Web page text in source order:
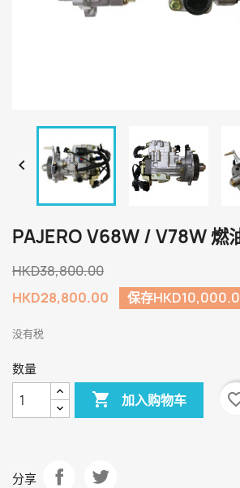

PAJERO V68W / V78W 燃
HKD38,800.00
HKD28,800.00
保存
没有税
数量
 加入购物车
分享